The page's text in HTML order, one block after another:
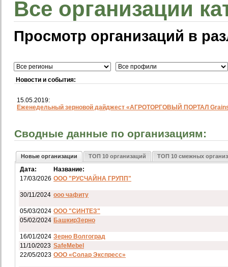
Все организации
Просмотр организаций в
Новости и события:
15.05.2019:
Еженедельный зерновой дайджест «АГРОТОРГОВЫЙ ПОРТАЛ
Сводные данные по организациям:
Новые организации ТОП 10 организаций ТОП 10 смежных
Дата:
Название:
17/03/2026 ООО "РУСЧАЙНА ГРУПП"
30/11/2024 ооо чафиту
05/03/2024 ООО "СИНТЕЗ"
05/02/2024 БашкирЗерно
16/01/2024 Зерно Волгоград
11/10/2023 SafeMebel
22/05/2023 ООО «Солар Экспресс»